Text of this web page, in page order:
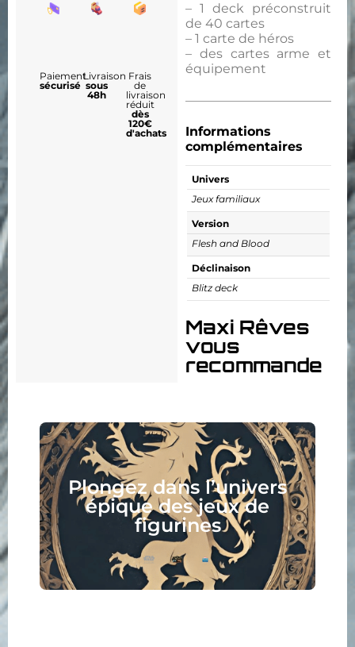
– 1 deck préconstruit
de 40 cartes
– 1 carte de héros
– des cartes arme et
équipement
Informations
complémentaires
Univers
Jeux familiaux
Version
Flesh and Blood
Déclinaison
Blitz deck
Maxi Rêves
vous
recommande
Paiement
sécurisé
Livraison
sous
48h
Frais
de
livraison
réduit
dès
120€
d'achats
Plongez dans l’univers
épique des jeux de
figurines